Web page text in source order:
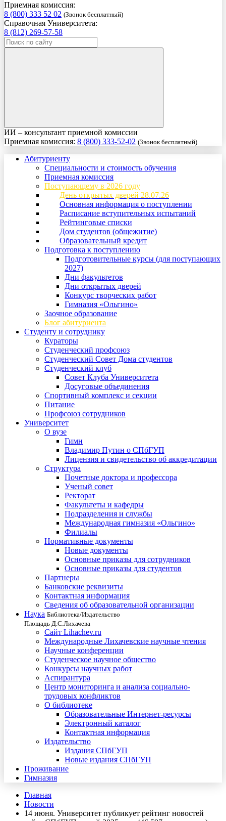
Приемная комиссия:
8 (800) 333 52 02 (Звонок бесплатный)
Справочная Университета:
8 (812) 269-57-58
ИИ – консультант приемной комиссии
Приемная комиссия: 8 (800) 333-52-02 (Звонок бесплатный)
Абитуриенту
Специальности и стоимость обучения
Приемная комиссия
Поступающему в 2026 году
День открытых дверей 28.07.26
Основная информация о поступлении
Расписание вступительных испытаний
Рейтинговые списки
Дом студентов (общежитие)
Образовательный кредит
Подготовка к поступлению
Подготовительные курсы (для поступающих
2027)
Дни факультетов
Дни открытых дверей
Конкурс творческих работ
Гимназия «Ольгино»
Заочное образование
Блог абитуриента
Студенту и сотруднику
Кураторы
Студенческий профсоюз
Студенческий Совет Дома студентов
Студенческий клуб
Совет Клуба Университета
Досуговые объединения
Спортивный комплекс и секции
Питание
Профсоюз сотрудников
Университет
О вузе
Гимн
Владимир Путин о СПбГУП
Лицензия и свидетельство об аккредитации
Структура
Почетные доктора и профессора
Ученый совет
Ректорат
Факультеты и кафедры
Подразделения и службы
Международная гимназия «Ольгино»
Филиалы
Нормативные документы
Новые документы
Основные приказы для сотрудников
Основные приказы для студентов
Партнеры
Банковские реквизиты
Контактная информация
Сведения об образовательной организации
Наука Библиотека/Издательство
Площадь Д.С.Лихачева
Сайт Lihachev.ru
Международные Лихачевские научные чтения
Научные конференции
Студенческое научное общество
Конкурсы научных работ
Аспирантура
Центр мониторинга и анализа социально-
трудовых конфликтов
О библиотеке
Образовательные Интернет-ресурсы
Электронный каталог
Контактная информация
Издательство
Издания СПбГУП
Новые издания СПбГУП
Проживание
Гимназия
Главная
Новости
14 июня. Университет публикует рейтинг новостей